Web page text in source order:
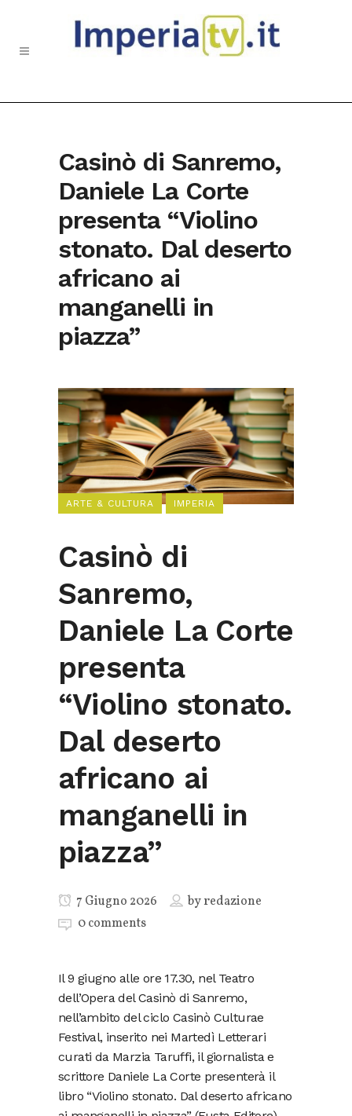
Casinò di Sanremo,
Daniele La Corte
presenta “Violino
stonato. Dal deserto
africano ai
manganelli in
piazza”
ARTE & CULTURA IMPERIA
Casinò di
Sanremo,
Daniele La Corte
presenta
“Violino stonato.
Dal deserto
africano ai
manganelli in
piazza”
7 Giugno 2026 byredazione
0 comments
Il 9 giugno alle ore 17.30, nel Teatro
dell’Opera del Casinò di Sanremo,
nell’ambito del ciclo Casinò Culturae
Festival, inserito nei Martedì Letterari
curati da Marzia Taruffi, il giornalista e
scrittore Daniele La Corte presenterà il
libro “Violino stonato. Dal deserto africano